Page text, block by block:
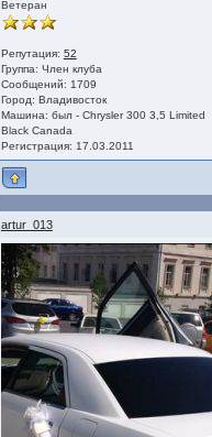
Ветеран
Репутация: 52
Группа: Член клуба
Сообщений: 1709
Город: Владивосток
Машина: был - Chrysler 300 3,5 Limited
Black Canada
Регистрация: 17.03.2011
artur_013